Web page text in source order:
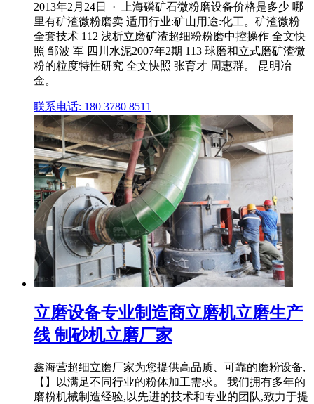
2013年2月24日 · 上海磷矿石微粉磨设备价格是多少 哪
里有矿渣微粉磨卖 适用行业:矿山用途:化工。矿渣微粉
全套技术 112 浅析立磨矿渣超细粉粉磨中控操作 全文快
照 邹波 军 四川水泥2007年2期 113 球磨和立式磨矿渣微
粉的粒度特性研究 全文快照 张育才 周惠群。 昆明冶
金。
联系电话: 180 3780 8511
立磨设备专业制造商立磨机立磨生产
线 制砂机立磨厂家
鑫海营超细立磨厂家为您提供高品质、可靠的磨粉设备,
【】以满足不同行业的粉体加工需求。 我们拥有多年的
磨粉机械制造经验,以先进的技术和专业的团队,致力于提